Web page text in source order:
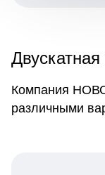
Компания
различными